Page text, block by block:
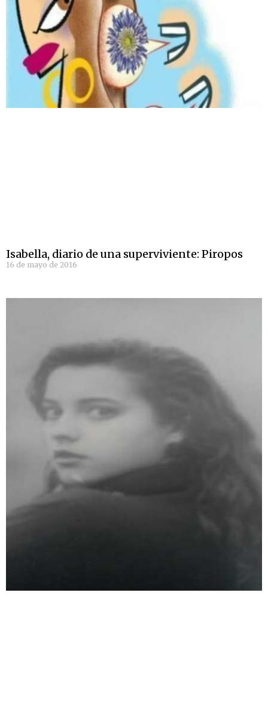
Isabella, diario de una superviviente: Piropos
16 de mayo de 2016